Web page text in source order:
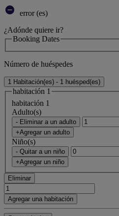
error (es)
¿Adónde quiere ir?
Booking Dates
Número de huéspedes
1 Habitación(es) - 1 huésped(es)
habitación 1
habitación 1
Adulto(s)
- Eliminar a un adulto
+Agregar un adulto
Niño(s)
- Quitar a un niño
+Agregar un niño
Eliminar
Agregar una habitación